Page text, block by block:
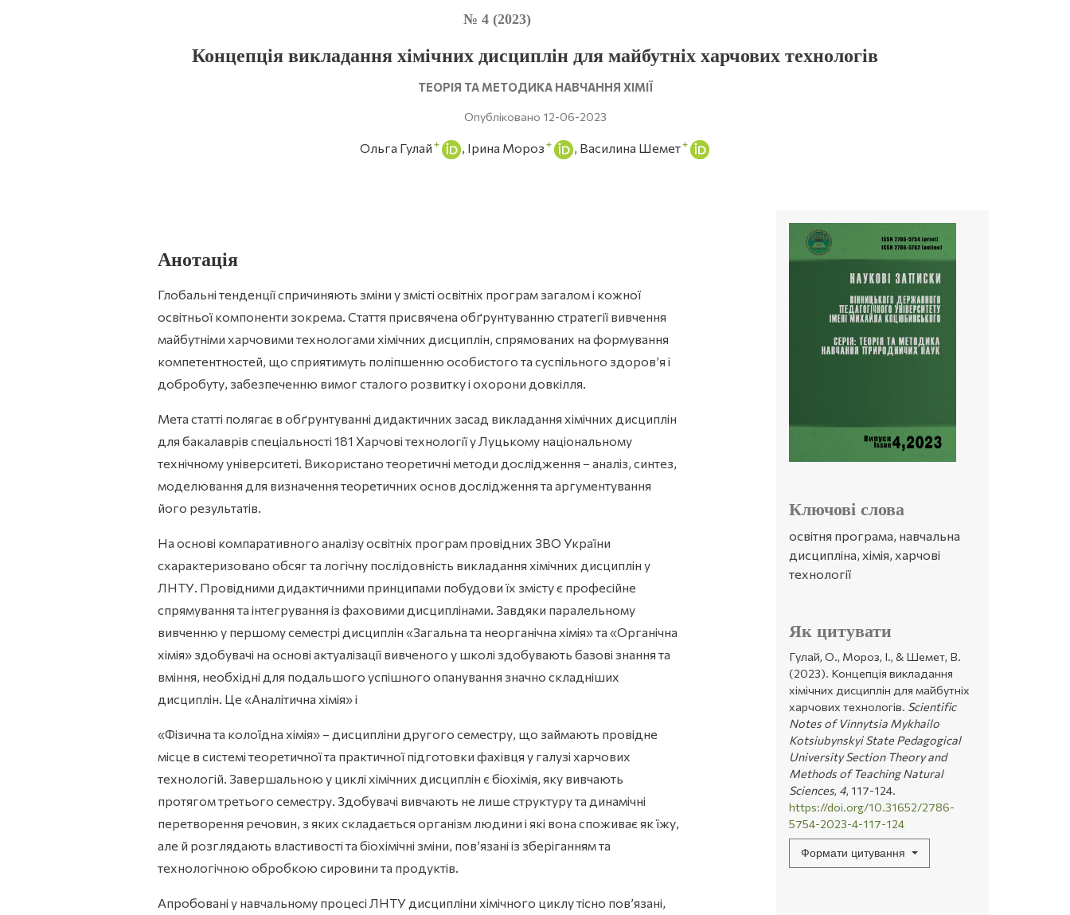
№ 4 (2023)
Концепція викладання хімічних дисциплін для майбутніх харчових технологів
ТЕОРІЯ ТА МЕТОДИКА НАВЧАННЯ ХІМІЇ
Опубліковано 12-06-2023
Ольга Гулай + Ірина Мороз + Василина Шемет+
Ключові слова
освітня програма, навчальна
дисципліна, хімія, харчові
технології
Як цитувати
Гулай, О., Мороз, І., & Шемет, В.
(2023). Концепція викладання
хімічних дисциплін для майбутніх
харчових технологів. Scientific
Notes of Vinnytsia Mykhailo
Kotsiubynskyi State Pedagogical
University Section Theory and
Methods of Teaching Natural
Sciences, 4, 117-124.
https://doi.org/10.31652/2786-
5754-2023-4-117-124
Формати цитування
Анотація
Глобальні тенденції спричиняють зміни у змісті освітніх програм загалом і кожної
освітньої компоненти зокрема. Стаття присвячена обґрунтуванню стратегії вивчення
майбутніми харчовими технологами хімічних дисциплін, спрямованих на формування
компетентностей, що сприятимуть поліпшенню особистого та суспільного здоров’я і
добробуту, забезпеченню вимог сталого розвитку і охорони довкілля.
Мета статті полягає в обґрунтуванні дидактичних засад викладання хімічних дисциплін
для бакалаврів спеціальності 181 Харчові технології у Луцькому національному
технічному університеті. Використано теоретичні методи дослідження − аналіз, синтез,
моделювання для визначення теоретичних основ дослідження та аргументування
його результатів.
На основі компаративного аналізу освітніх програм провідних ЗВО України
схарактеризовано обсяг та логічну послідовність викладання хімічних дисциплін у
ЛНТУ. Провідними дидактичними принципами побудови їх змісту є професійне
спрямування та інтегрування із фаховими дисциплінами. Завдяки паралельному
вивченню у першому семестрі дисциплін «Загальна та неорганічна хімія» та «Органічна
хімія» здобувачі на основі актуалізації вивченого у школі здобувають базові знання та
вміння, необхідні для подальшого успішного опанування значно складніших
дисциплін. Це «Аналітична хімія» і
«Фізична та колоїдна хімія» – дисципліни другого семестру, що займають провідне
місце в системі теоретичної та практичної підготовки фахівця у галузі харчових
технологій. Завершальною у циклі хімічних дисциплін є біохімія, яку вивчають
протягом третього семестру. Здобувачі вивчають не лише структуру та динамічні
перетворення речовин, з яких складається організм людини і які вона споживає як їжу,
але й розглядають властивості та біохімічні зміни, пов’язані із зберіганням та
технологічною обробкою сировини та продуктів.
Апробовані у навчальному процесі ЛНТУ дисципліни хімічного циклу тісно пов’язані,